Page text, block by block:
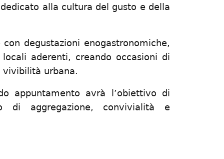
alla cultura del gusto e della
degustazioni enogastronomiche,
aderenti, creando occasioni di
vivibilità urbana.
appuntamento avrà l’obiettivo di
di aggregazione, convivialità e